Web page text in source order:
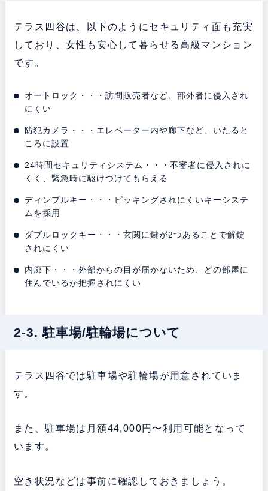
テラス四谷は、以下のようにセキュリティ面も充実
しており、女性も安心して暮らせる高級マンション
です。
オートロック・・・訪問販売者など、部外者に侵入され
にくい
防犯カメラ・・・エレベーター内や廊下など、いたると
ころに設置
24時間セキュリティシステム・・・不審者に侵入されに
くく、緊急時に駆けつけてもらえる
ディンプルキー・・・ピッキングされにくいキーシステ
ムを採用
ダブルロックキー・・・玄関に鍵が2つあることで解錠
されにくい
内廊下・・・外部からの目が届かないため、どの部屋に
住んでいるか把握されにくい
2-3. 駐車場/駐輪場について
テラス四谷では駐車場や駐輪場が用意されていま
す。
また、駐車場は月額44,000円〜利用可能となって
います。
空き状況などは事前に確認しておきましょう。